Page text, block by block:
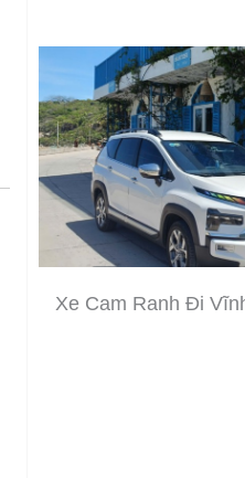
Xe Cam Ranh Đi